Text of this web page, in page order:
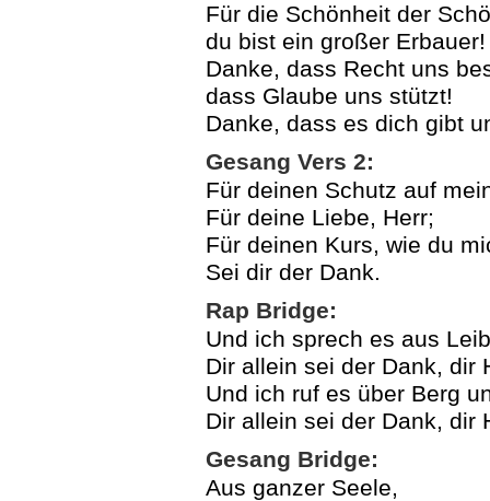
Für die Schönheit der
du bist ein großer Erbauer!
Danke, dass Recht uns
dass Glaube uns stützt!
Danke, dass es dich gibt
Gesang Vers 2:
Für deinen Schutz auf
Für deine Liebe, Herr;
Für deinen Kurs, wie du
Sei dir der Dank.
Rap Bridge:
Und ich sprech es aus
Dir allein sei der Dank, dir
Und ich ruf es über Berg
Dir allein sei der Dank, dir
Gesang Bridge:
Aus ganzer Seele,